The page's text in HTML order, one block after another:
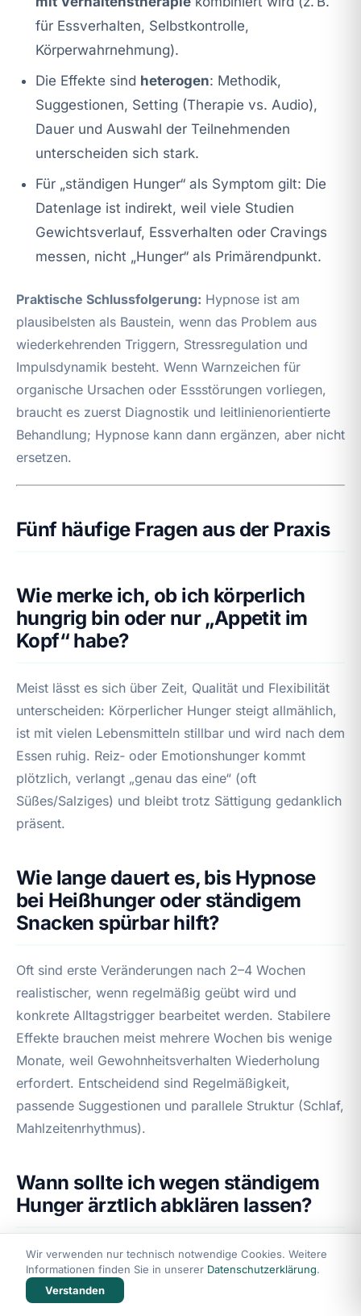
für Essverhalten, Selbstkontrolle,
Körperwahrnehmung).
Die Effekte sind heterogen: Methodik,
Suggestionen, Setting (Therapie vs. Audio),
Dauer und Auswahl der Teilnehmenden
unterscheiden sich stark.
Für „ständigen Hunger“ als Symptom gilt: Die
Datenlage ist indirekt, weil viele Studien
Gewichtsverlauf, Essverhalten oder Cravings
messen, nicht „Hunger“ als Primärendpunkt.
Praktische Schlussfolgerung: Hypnose ist am
plausibelsten als Baustein, wenn das Problem aus
wiederkehrenden Triggern, Stressregulation und
Impulsdynamik besteht. Wenn Warnzeichen für
organische Ursachen oder Essstörungen vorliegen,
braucht es zuerst Diagnostik und leitlinienorientierte
Behandlung; Hypnose kann dann ergänzen, aber nicht
ersetzen.
Fünf häufige Fragen aus der Praxis
Wie merke ich, ob ich körperlich
hungrig bin oder nur „Appetit im
Kopf“ habe?
Meist lässt es sich über Zeit, Qualität und Flexibilität
unterscheiden: Körperlicher Hunger steigt allmählich,
ist mit vielen Lebensmitteln stillbar und wird nach dem
Essen ruhig. Reiz‑ oder Emotionshunger kommt
plötzlich, verlangt „genau das eine“ (oft
Süßes/Salziges) und bleibt trotz Sättigung gedanklich
präsent.
Wie lange dauert es, bis Hypnose
bei Heißhunger oder ständigem
Snacken spürbar hilft?
Oft sind erste Veränderungen nach 2–4 Wochen
realistischer, wenn regelmäßig geübt wird und
konkrete Alltagstrigger bearbeitet werden. Stabilere
Effekte brauchen meist mehrere Wochen bis wenige
Monate, weil Gewohnheitsverhalten Wiederholung
erfordert. Entscheidend sind Regelmäßigkeit,
passende Suggestionen und parallele Struktur (Schlaf,
Mahlzeitenrhythmus).
Wann sollte ich wegen ständigem
Hunger ärztlich abklären lassen?
Sinnvoll ist Abklärung bei neuem, anhaltendem
Hunger über Wochen, ungewolltem Gewichtsverlust,
starkem Durst/Harndrang, Herzrasen, Zittern,
Wir verwenden nur technisch notwendige Cookies. Weitere
Informationen finden Sie in unserer Datenschutzerklärung.
Verstanden